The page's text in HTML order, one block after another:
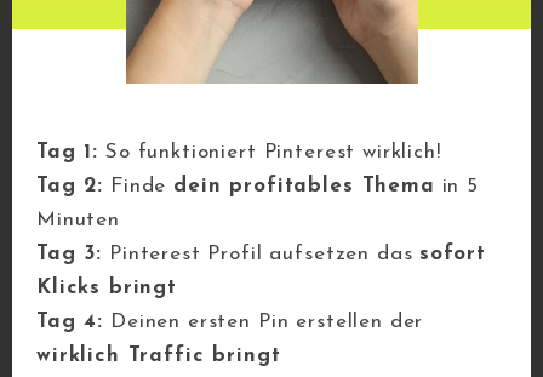
Neueste Beiträge
Geschützt: Camping
Blogartikel Generator
Geschützt:
Selbstversorgung &
Vorratshaltung
Tag 1: So funktioniert Pinterest wirklich!
Tag 2: Finde dein profitables Thema in 5
Minuten
Tag 3: Pinterest Profil aufsetzen dassofort
Klicks bringt
Tag 4: Deinen ersten Pin erstellen der
wirklich Traffic bringt